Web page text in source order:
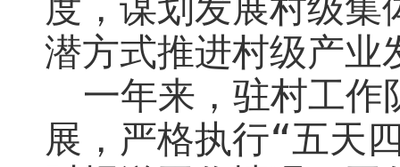
潜方式推进村级产业
一年来，驻村工作
展， 严格执行“五天